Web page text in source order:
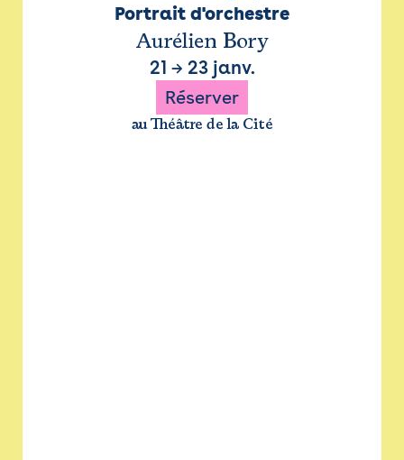
Portrait d'orchestre
Aurélien Bory
21 → 23 janv.
Réserver
au Théâtre de la Cité